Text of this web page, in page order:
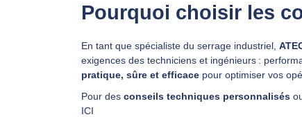
Pourquoi choisir les
En tant que spécialiste du serrage industriel,
exigences des techniciens et ingénieurs :
pratique, sûre et efficace pour optimiser vos
Pour des conseils techniques personnalisés
ICI